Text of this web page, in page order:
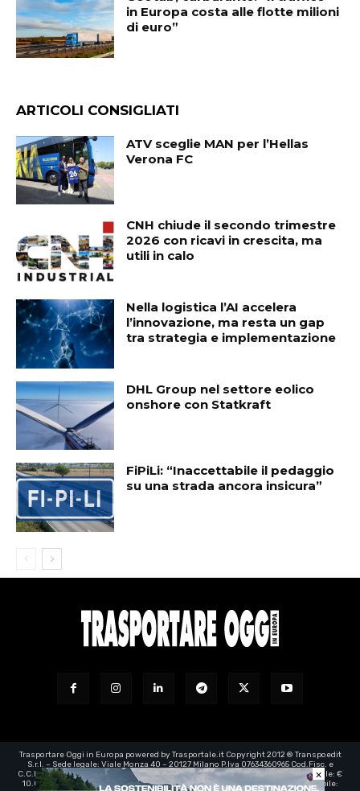
in Europa costa alle flotte milioni
di euro”
ARTICOLI CONSIGLIATI
ATV sceglie MAN per l’Hellas
Verona FC
CNH chiude il secondo trimestre
2026 con ricavi in crescita, ma
utili in calo
Nella logistica l’AI accelera
l’innovazione, ma resta un gap
tra strategia e implementazione
DHL Group nel settore eolico
onshore con Statkraft
FiPiLi: “Inaccettabile il pedaggio
su una strada ancora insicura”
Trasportare Oggi in Europa powered by Trasportale.it Copyright 2012 ® Transpoedit
S.r.l. – Sede legale: Viale Monza 40 – 20127 Milano P.Iva 07634360965 Cod.Fisc. e
C.C.I.A.A. Milano registro imprese: 07634360965 – Rea n° 1973199 - Capitale Sociale: €
10.000,00 – e-mail certificata:transpoedit@legalmail.it- Direttore responsabile:
×